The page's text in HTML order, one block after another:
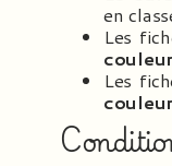
en
Les
Les